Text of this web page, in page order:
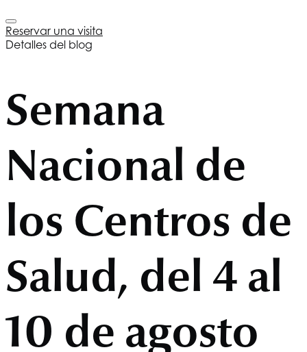
Reservar una visita
Detalles del blog
Semana
Nacional de
los Centros de
Salud, del 4 al
10 de agosto